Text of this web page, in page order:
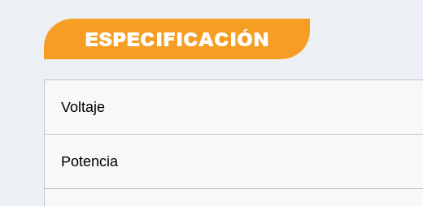
ESPECIFICACIÓN
Voltaje
Potencia